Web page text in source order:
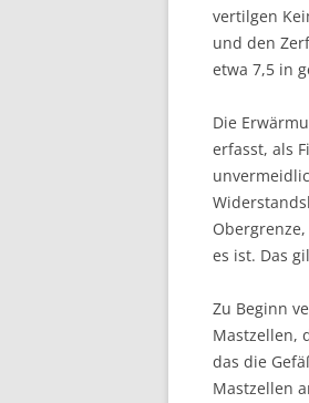
vertilgen
und den
etwa 7,5 in
Die
erfasst, als
es ist. Das
Zu Beginn
Mastzellen,
das die
Mastzellen